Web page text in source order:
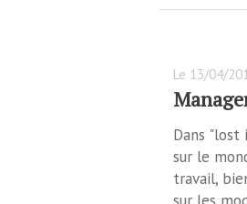
Le 13/04/
Dans "lost
sur le
travail,